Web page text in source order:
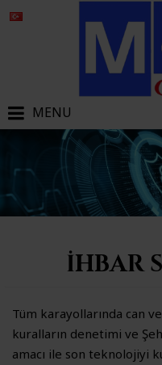
MENU
İHBAR
Tüm karayollarında can
kuralların denetimi ve
amacı ile son teknolojiyi